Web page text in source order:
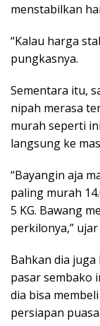
menstabilkan
“Kalau harga
pungkasnya.
Sementara itu,
nipah merasa
murah seperti
langsung ke
“Bayangin aja
paling murah
5 KG. Bawang
perkilonya,”
Bahkan dia
pasar sembako
dia bisa
persiapan puasa.